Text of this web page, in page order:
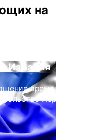
на
Израиля
времени
Израиля